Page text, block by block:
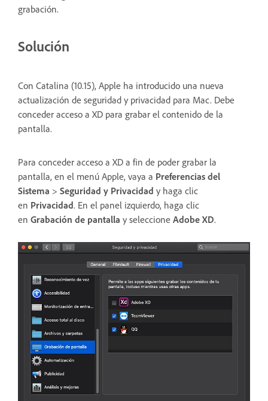
grabación.
Solución
Con Catalina (10.15), Apple ha introducido una nueva
actualización de seguridad y privacidad para Mac. Debe
conceder acceso a XD para grabar el contenido de la
pantalla.
Para conceder acceso a XD a fin de poder grabar la
pantalla, en el menú Apple, vaya a Preferencias del
Sistema > Seguridad y Privacidad y haga clic
en Privacidad. En el panel izquierdo, haga clic
en Grabación de pantalla y seleccione Adobe XD.